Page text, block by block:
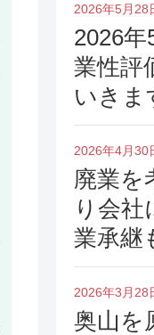
2026年5月28
2026
業性評
いきま
2026年4月30
廃業を
り会
業承継
2026年3月28
奥山を